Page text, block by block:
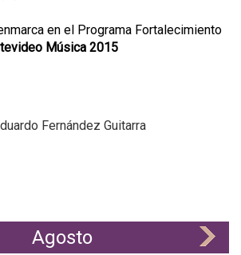
en el Programa Fortalecimiento
Música 2015
Fernández Guitarra
Agosto